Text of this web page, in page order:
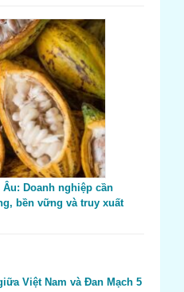
Doanh nghiệp cần
bền vững và truy xuất
Việt Nam và Đan Mạch 5